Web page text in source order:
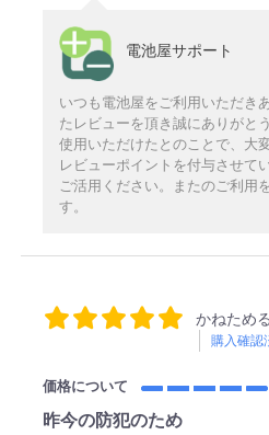
電池屋サポート
いつも電池屋をご利用いただき
たレビューを頂き誠にありがと
使用いただけたとのことで、大
レビューポイントを付与させて
ご活用ください。またのご利用
す。
かねため
購入確認
価格について
昨今の防犯のため